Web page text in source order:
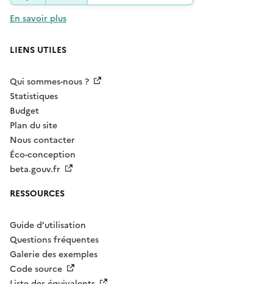
En savoir plus
LIENS UTILES
Qui sommes-nous ?
Statistiques
Budget
Plan du site
Nous contacter
Éco-conception
beta.gouv.fr
RESSOURCES
Guide d’utilisation
Questions fréquentes
Galerie des exemples
Code source